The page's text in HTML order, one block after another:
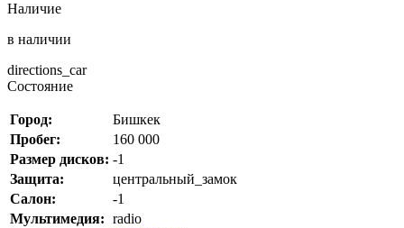
Наличие
в наличии
directions_car
Состояние
Город:
Бишкек
Пробег:
160 000
Размер дисков: -1
Защита:
центральный_замок
Салон:
-1
Мультимедия: radio